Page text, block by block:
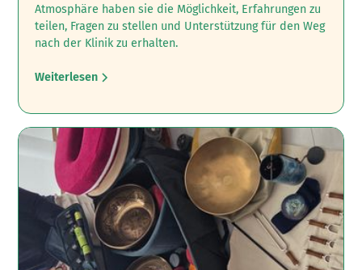
Atmosphäre haben sie die Möglichkeit, Erfahrungen zu
teilen, Fragen zu stellen und Unterstützung für den Weg
nach der Klinik zu erhalten.
Weiterlesen